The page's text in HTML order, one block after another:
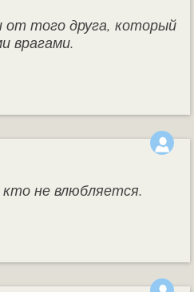
от того друга, который
врагами.
не влюбляется.